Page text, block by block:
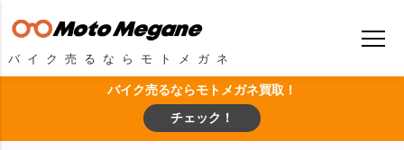
バイク売るならモトメガネ
バイク売るならモトメガネ買取！
チェック！